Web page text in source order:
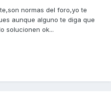
normas del foro,yo te
aunque alguno te diga que
solucionen ok...